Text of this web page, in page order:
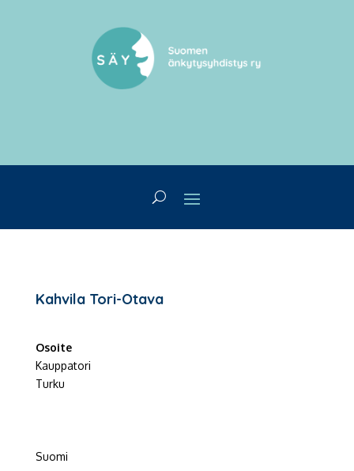
Kahvila Tori-Otava
Osoite
Kauppatori
Turku
Suomi